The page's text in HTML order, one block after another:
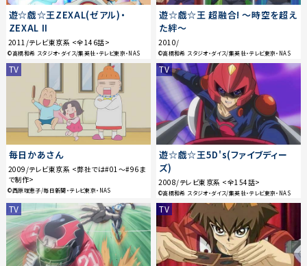
遊☆戯☆王ZEXAL(ゼアル)・
ZEXAL II
2011/テレビ東京系 <全146話>
©高橋和希 スタジオ・ダイス/集英社・テレビ東京・NAS
遊☆戯☆王 超融合! 〜時空を超え
た絆〜
2010/
©高橋和希 スタジオ・ダイス/集英社・テレビ東京・NAS
TV
毎日かあさん
2009/テレビ東京系 <弊社では#01〜#96ま
で制作>
©西原理恵子/毎日新聞・テレビ東京・NAS
TV
遊☆戯☆王5D's(ファイブディー
ズ)
2008/テレビ東京系 <全154話>
©高橋和希 スタジオ・ダイス/集英社・テレビ東京・NAS
TV TV